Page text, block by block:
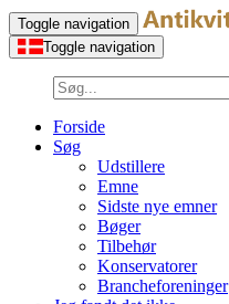
Toggle navigation
Toggle navigation
Forside
Søg
Udstillere
Emne
Sidste nye emner
Bøger
Tilbehør
Konservatorer
Brancheforeninger